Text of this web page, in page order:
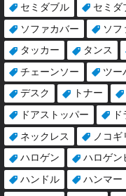
セミダブル
セミダ
ソファカバー
ソフ
タッカー
タンス
チェーンソー
ツー
デスク
トナー
ドアストッパー
ネックレス
ノコギ
ハロゲン
ハロゲン
ハンドル
ハンマー